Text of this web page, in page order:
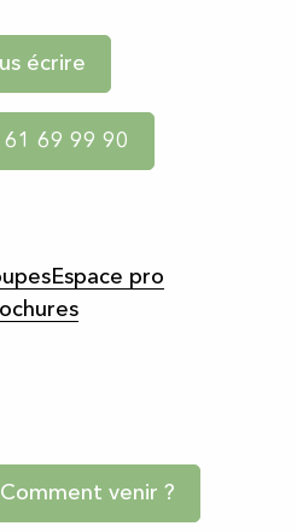
écrire
61 69 99 90
Espace pro
Comment venir ?